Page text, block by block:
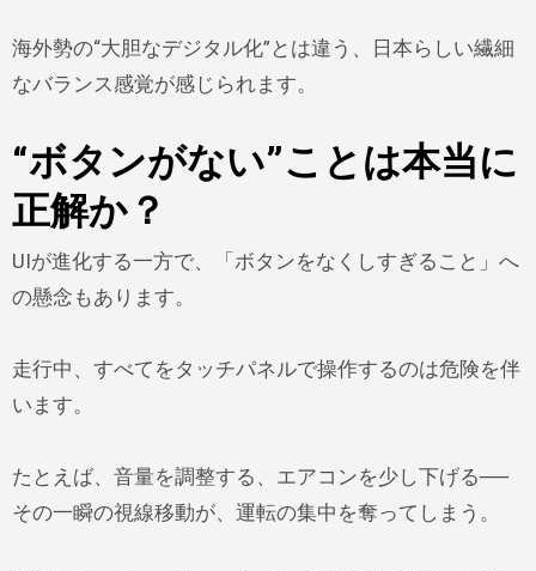
海外勢の“大胆なデジタル化”とは違う、日本らしい繊細
なバランス感覚が感じられます。
“ボタンがない”ことは本当に
正解か？
UIが進化する一方で、「ボタンをなくしすぎること」へ
の懸念もあります。
走行中、すべてをタッチパネルで操作するのは危険を伴
います。
たとえば、音量を調整する、エアコンを少し下げる──
その一瞬の視線移動が、運転の集中を奪ってしまう。